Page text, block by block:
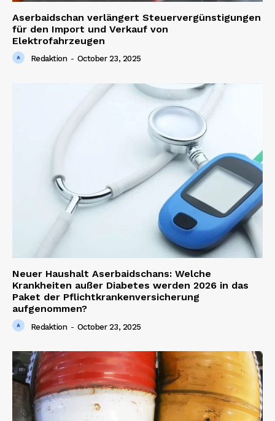
Aserbaidschan verlängert Steuervergünstigungen
für den Import und Verkauf von
Elektrofahrzeugen
Redaktion - October 23, 2025
Neuer Haushalt Aserbaidschans: Welche
Krankheiten außer Diabetes werden 2026 in das
Paket der Pflichtkrankenversicherung
aufgenommen?
Redaktion - October 23, 2025